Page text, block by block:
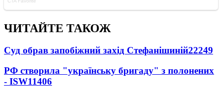
ЧИТАЙТЕ ТАКОЖ
Суд обрав запобіжний захід Стефанішиній22249
РФ створила "українську бригаду" з полонених
- ISW11406